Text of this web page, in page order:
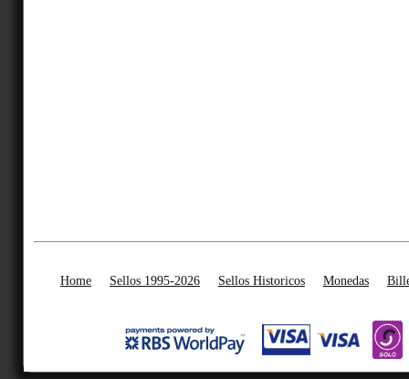
Home Sellos 1995-2026 Sellos Historicos Monedas